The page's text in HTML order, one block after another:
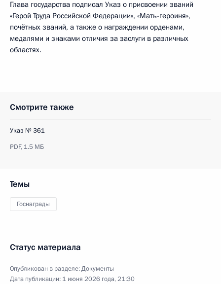
Глава государства подписал Указ о присвоении званий
«Герой Труда Российской Федерации», «Мать-героиня»,
почётных званий, а также о награждении орденами,
медалями и знаками отличия за заслуги в различных
областях.
Смотрите также
Указ № 361
PDF, 1.5 МБ
Темы
Госнаграды
Статус материала
Опубликован в разделе:Документы
Дата публикации: 1 июня 2026 года, 21:30